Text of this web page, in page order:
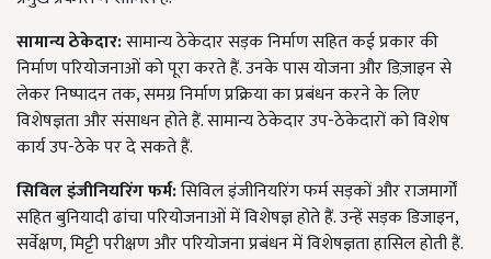
सामान्य ठेकेदार:सामान्य ठेकेदार सड़क निर्माण सहित कई प्रकार की
निर्माण परियोजनाओं को पूरा करते हैं. उनके पास योजना और डिज़ाइन से
लेकर निष्पादन तक, समग्र निर्माण प्रक्रिया का प्रबंधन करने के लिए
विशेषज्ञता और संसाधन होते हैं. सामान्य ठेकेदार उप-ठेकेदारों को विशेष
कार्य उप-ठेके पर दे सकते हैं.
सिविल इंजीनियरिंग फर्म:सिविल इंजीनियरिंग फर्म सड़कों और राजमार्गों
सहित बुनियादी ढांचा परियोजनाओं में विशेषज्ञ होते हैं. उन्हें सड़क डिजाइन,
सर्वेक्षण, मिट्टी परीक्षण और परियोजना प्रबंधन में विशेषज्ञता हासिल होती हैं.